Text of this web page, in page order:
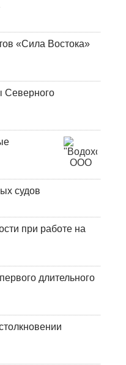
«Сила Востока»
Северного
судов
при работе на
длительного